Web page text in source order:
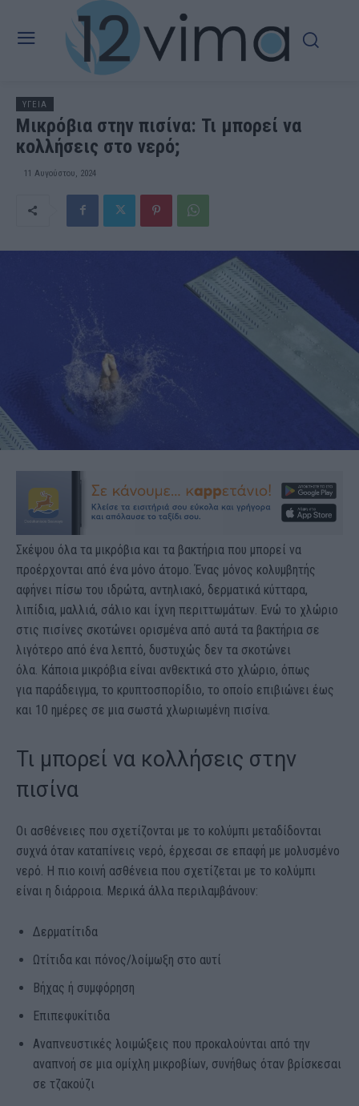
ΥΓΕΙΑ
Μικρόβια στην πισίνα: Τι μπορεί να
κολλήσεις στο νερό;
11 Αυγούστου, 2024
Σκέψου όλα τα μικρόβια και τα βακτήρια που μπορεί να
προέρχονται από ένα μόνο άτομο. Ένας μόνος κολυμβητής
αφήνει πίσω του ιδρώτα, αντηλιακό, δερματικά κύτταρα,
λιπίδια, μαλλιά, σάλιο και ίχνη περιττωμάτων. Ενώ το χλώριο
στις πισίνες σκοτώνει ορισμένα από αυτά τα βακτήρια σε
λιγότερο από ένα λεπτό, δυστυχώς δεν τα σκοτώνει
όλα. Κάποια μικρόβια είναι ανθεκτικά στο χλώριο, όπως
για παράδειγμα, το κρυπτοσπορίδιο, το οποίο επιβιώνει έως
και 10 ημέρες σε μια σωστά χλωριωμένη πισίνα.
Τι μπορεί να κολλήσεις στην
πισίνα
Οι ασθένειες που σχετίζονται με το κολύμπι μεταδίδονται
συχνά όταν καταπίνεις νερό, έρχεσαι σε επαφή με μολυσμένο
νερό. Η πιο κοινή ασθένεια που σχετίζεται με το κολύμπι
είναι η διάρροια. Μερικά άλλα περιλαμβάνουν:
Δερματίτιδα
Ωτίτιδα και πόνος/λοίμωξη στο αυτί
Βήχας ή συμφόρηση
Επιπεφυκίτιδα
Αναπνευστικές λοιμώξεις που προκαλούνται από την
αναπνοή σε μια ομίχλη μικροβίων, συνήθως όταν βρίσκεσαι
σε τζακούζι